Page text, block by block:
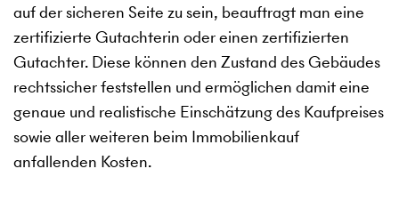
auf der sicheren Seite zu sein, beauftragt man eine
zertifizierte Gutachterin oder einen zertifizierten
Gutachter. Diese können den Zustand des Gebäudes
rechtssicher feststellen und ermöglichen damit eine
genaue und realistische Einschätzung des Kaufpreises
sowie aller weiteren beim Immobilienkauf
anfallenden Kosten.